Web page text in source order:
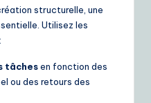
structurelle, une
Utilisez les
tâchesen fonction des
ou des retours des